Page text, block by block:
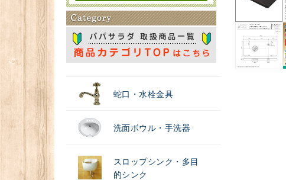
蛇口・水栓金具
洗面ボウル・手洗器
スロップシンク・多目
的シンク